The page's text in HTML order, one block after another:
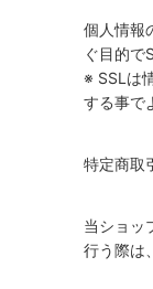
個人情報
ぐ目的で
※ SSLは
する事で
特定商取
当ショッ
行う際は